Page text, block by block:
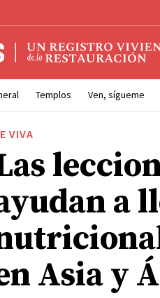
Templos Ven, sígueme
VIVA
a
Asia y